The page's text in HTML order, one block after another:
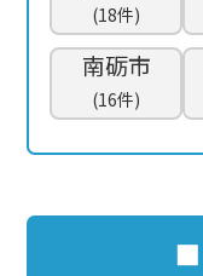
(18件)
南砺市
(16件)